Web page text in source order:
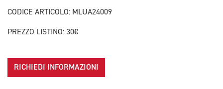
CODICE ARTICOLO: MLUA24009
PREZZO LISTINO: 30€
RICHIEDI INFORMAZIONI